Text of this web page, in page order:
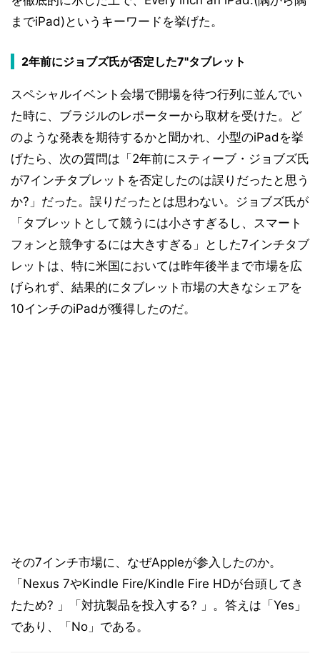
までiPad)というキーワードを挙げた。
2年前にジョブズ氏が否定した7"タブレット
スペシャルイベント会場で開場を待つ行列に並んでい
た時に、ブラジルのレポーターから取材を受けた。ど
のような発表を期待するかと聞かれ、小型のiPadを挙
げたら、次の質問は「2年前にスティーブ・ジョブズ氏
が7インチタブレットを否定したのは誤りだったと思う
か?」だった。誤りだったとは思わない。ジョブズ氏が
「タブレットとして競うには小さすぎるし、スマート
フォンと競争するには大きすぎる」とした7インチタブ
レットは、特に米国においては昨年後半まで市場を広
げられず、結果的にタブレット市場の大きなシェアを
10インチのiPadが獲得したのだ。
その7インチ市場に、なぜAppleが参入したのか。
「Nexus 7やKindle Fire/Kindle Fire HDが台頭してき
たため? 」「対抗製品を投入する? 」。答えは「Yes」
であり、「No」である。